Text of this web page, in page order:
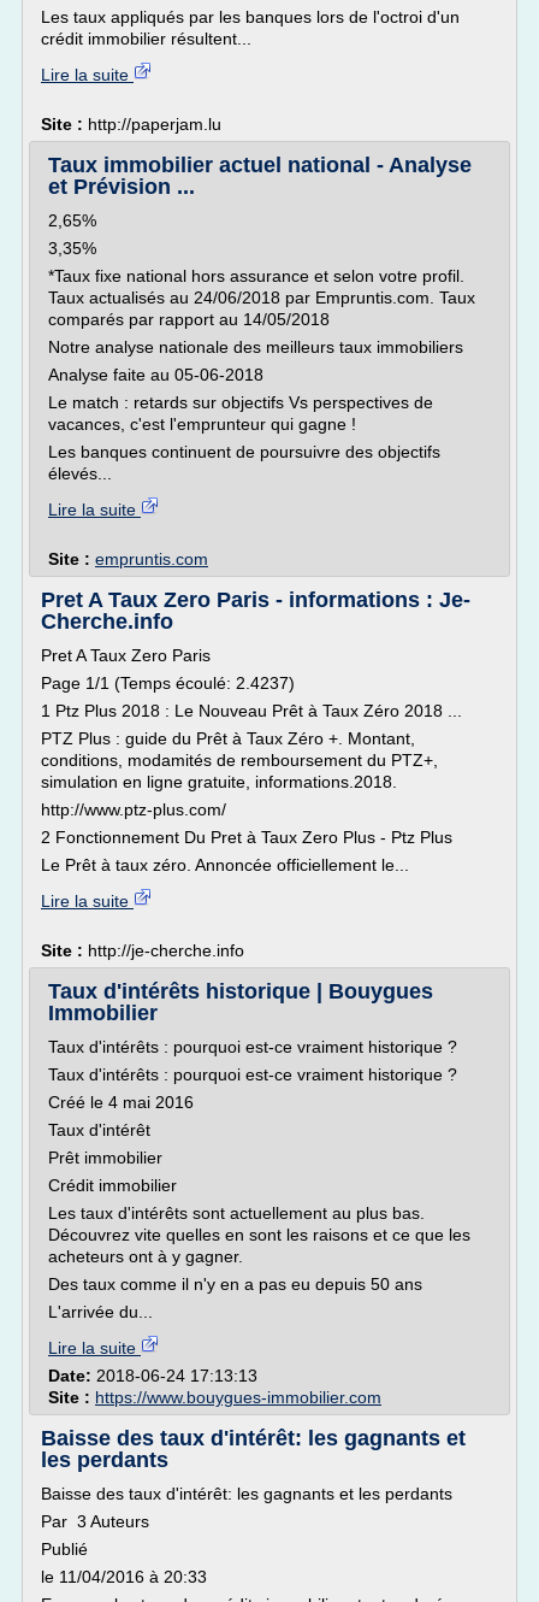
Les taux appliqués par les banques lors de l'octroi d'un
crédit immobilier résultent...
Lire la suite
Site : http://paperjam.lu
Taux immobilier actuel national - Analyse
et Prévision ...
2,65%
3,35%
*Taux fixe national hors assurance et selon votre profil.
Taux actualisés au 24/06/2018 par Empruntis.com. Taux
comparés par rapport au 14/05/2018
Notre analyse nationale des meilleurs taux immobiliers
Analyse faite au 05-06-2018
Le match : retards sur objectifs Vs perspectives de
vacances, c'est l'emprunteur qui gagne !
Les banques continuent de poursuivre des objectifs
élevés...
Lire la suite
Site : empruntis.com
Pret A Taux Zero Paris - informations : Je-
Cherche.info
Pret A Taux Zero Paris
Page 1/1 (Temps écoulé: 2.4237)
1 Ptz Plus 2018 : Le Nouveau Prêt à Taux Zéro 2018 ...
PTZ Plus : guide du Prêt à Taux Zéro +. Montant,
conditions, modamités de remboursement du PTZ+,
simulation en ligne gratuite, informations.2018.
http://www.ptz-plus.com/
2 Fonctionnement Du Pret à Taux Zero Plus - Ptz Plus
Le Prêt à taux zéro. Annoncée officiellement le...
Lire la suite
Site : http://je-cherche.info
Taux d'intérêts historique | Bouygues
Immobilier
Taux d'intérêts : pourquoi est-ce vraiment historique ?
Taux d'intérêts : pourquoi est-ce vraiment historique ?
Créé le 4 mai 2016
Taux d'intérêt
Prêt immobilier
Crédit immobilier
Les taux d'intérêts sont actuellement au plus bas.
Découvrez vite quelles en sont les raisons et ce que les
acheteurs ont à y gagner.
Des taux comme il n'y en a pas eu depuis 50 ans
L'arrivée du...
Lire la suite
Date: 2018-06-24 17:13:13
Site : https://www.bouygues-immobilier.com
Baisse des taux d'intérêt: les gagnants et
les perdants
Baisse des taux d'intérêt: les gagnants et les perdants
Par 3 Auteurs
Publié
le 11/04/2016 à 20:33